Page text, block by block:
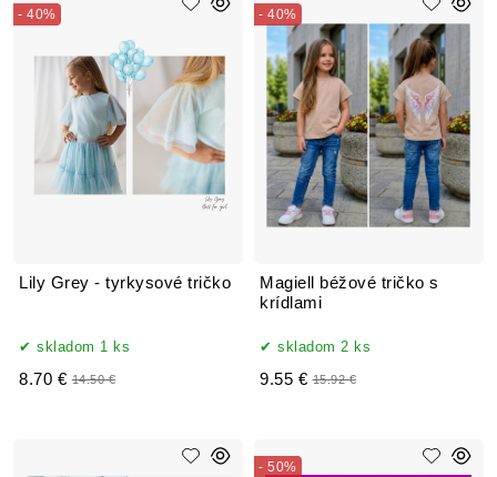
Lily Grey - tyrkysové tričko
- 40%
skladom 1 ks
8.70 € 14.50 €
Magiell béžové tričko s
krídlami
- 40%
skladom 2 ks
9.55 € 15.92 €
- 50%